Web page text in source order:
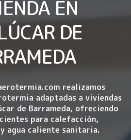
EN
DE
realizamos
adaptadas a viviendas
de Barrameda, ofreciendo
para calefacción,
agua caliente sanitaria.